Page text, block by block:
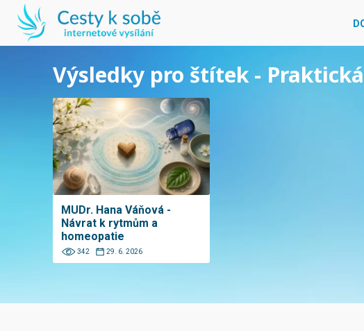
Výsledky pro štítek -
MUDr. Hana Váňová -
Návrat k rytmům a
homeopatie
342 29. 6. 2026